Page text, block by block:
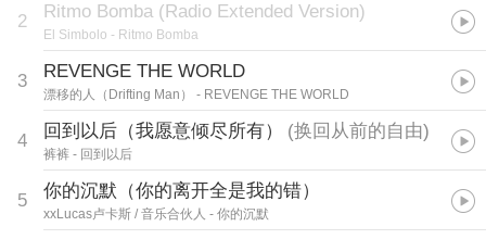
2 Ritmo Bomba (Radio Extended Version)
El Simbolo - Ritmo Bomba
3 REVENGE THE WORLD
漂移的人（Drifting Man） - REVENGE THE WORLD
4 回到以后（我愿意倾尽所有） (换回从前的自由)
裤裤 - 回到以后
5 你的沉默（你的离开全是我的错）
xxLucas卢卡斯 / 音乐合伙人 - 你的沉默